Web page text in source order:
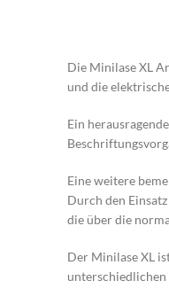
Die Minilase XL
und die
Ein
Eine weitere
Durch den
die über die
Der Minilase XL